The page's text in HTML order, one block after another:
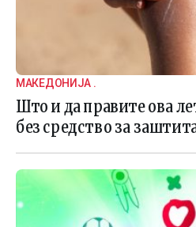
МАКЕДОНИЈА .
Што и да правите ова
без средство за